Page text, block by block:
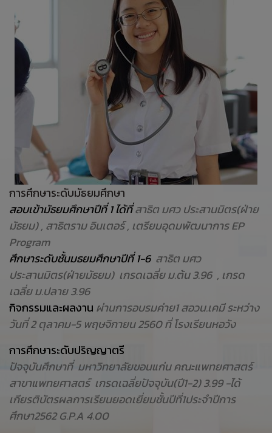
การศึกษาระดับมัธยมศึกษา
สอบเข้ามัธยมศึกษาปีที่ 1 ได้ที่สาธิต มศว ประสานมิตร(ฝ่าย
มัธยม) , สาธิตราม อินเตอร์ , เตรียมอุดมพัฒนาการ EP
Program
ศึกษาระดับชั้นมธยมศึกษาปีที่ 1-6 สาธิต มศว
ประสานมิตร(ฝ่ายมัธยม) เกรดเฉลี่ย ม.ต้น 3.96 , เกรด
เฉลี่ย ม.ปลาย 3.96
กิจกรรมและผลงาน ผ่านการอบรมค่าย1 สอวน.เคมี ระหว่าง
วันที่ 2 ตุลาคม-5 พฤษจิกายน 2560 ที่ โรงเรียนหอวัง
การศึกษาระดับปริญญาตรี
ปัจจุบันศึกษาที่ มหาวิทยาลัยขอนแก่น คณะแพทยศาสตร์
สาขาแพทยศาสตร์ เกรดเฉลี่ยปัจจุบัน(ปี1-2) 3.99 -ได้
เกียรติบัตรผลการเรียนยอดเยี่ยมชั้นปีที่1ประจำปีการ
ศึกษา2562 G.P.A 4.00